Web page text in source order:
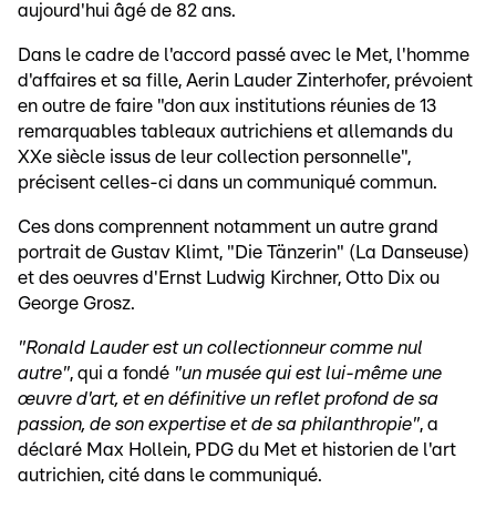
aujourd'hui âgé de 82 ans.
Dans le cadre de l'accord passé avec le Met, l'homme
d'affaires et sa fille, Aerin Lauder Zinterhofer, prévoient
en outre de faire "don aux institutions réunies de 13
remarquables tableaux autrichiens et allemands du
XXe siècle issus de leur collection personnelle",
précisent celles-ci dans un communiqué commun.
Ces dons comprennent notamment un autre grand
portrait de Gustav Klimt, "Die Tänzerin" (La Danseuse)
et des oeuvres d'Ernst Ludwig Kirchner, Otto Dix ou
George Grosz.
"Ronald Lauder est un collectionneur comme nul
autre", qui a fondé "un musée qui est lui-même une
œuvre d'art, et en définitive un reflet profond de sa
passion, de son expertise et de sa philanthropie", a
déclaré Max Hollein, PDG du Met et historien de l'art
autrichien, cité dans le communiqué.